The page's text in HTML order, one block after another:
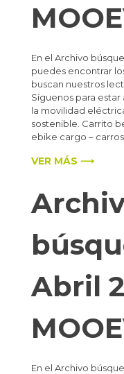
En el Archivo
puedes encontrar
buscan nuestros
Síguenos para
la movilidad
sostenible. Carrito
ebike cargo –
VER MÁS ⟶
Abril
En el Archivo